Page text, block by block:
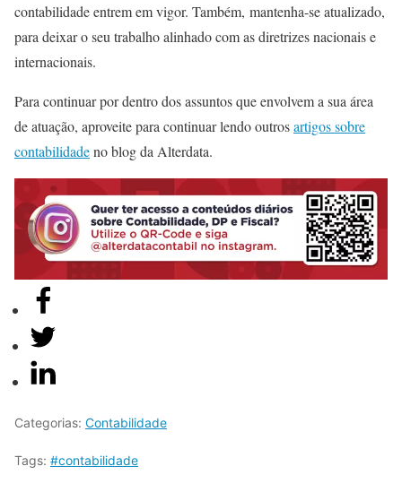
contabilidade entrem em vigor. Também, mantenha-se atualizado,
para deixar o seu trabalho alinhado com as diretrizes nacionais e
internacionais.
Para continuar por dentro dos assuntos que envolvem a sua área
de atuação, aproveite para continuar lendo outrosartigos sobre
contabilidadeno blog da Alterdata.
Categorias: Contabilidade
Tags: #contabilidade